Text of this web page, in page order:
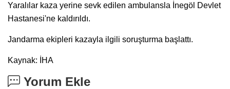
Yaralılar kaza yerine sevk edilen ambulansla İnegöl Devlet
Hastanesi'ne kaldırıldı.
Jandarma ekipleri kazayla ilgili soruşturma başlattı.
Kaynak: İHA
Yorum Ekle